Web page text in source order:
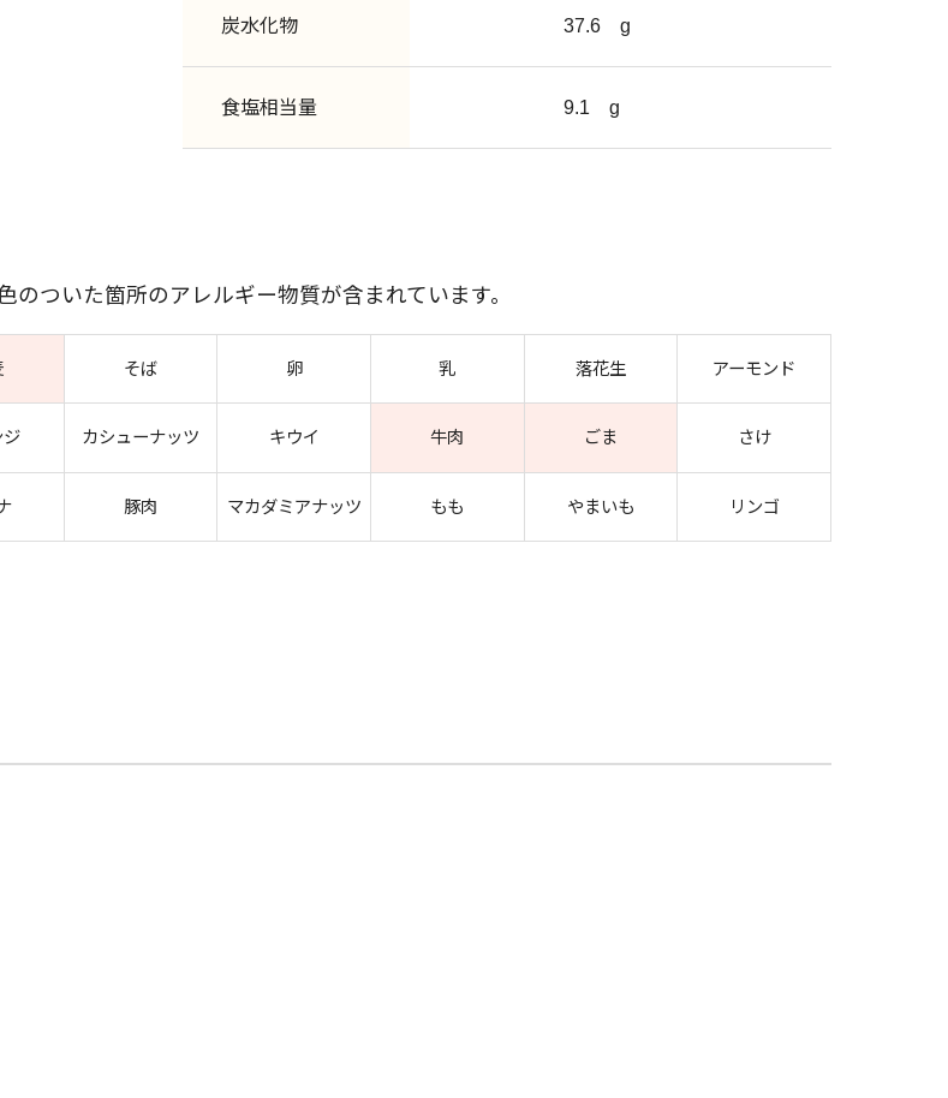
炭水化物 37.6 g
食塩相当量 9.1 g
ついた箇所のアレルギー物質が含まれています。
そば 卵 乳 落花生 アーモンド
ジ カシューナッツ キウイ 牛肉 ごま さけ
豚肉 マカダミアナッツ もも やまいも リンゴ